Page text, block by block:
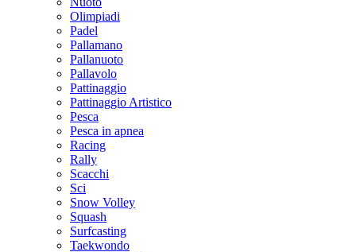
Olimpiadi
Padel
Pallamano
Pallanuoto
Pallavolo
Pattinaggio
Pattinaggio Artistico
Pesca
Pesca in apnea
Racing
Rally
Scacchi
Sci
Snow Volley
Squash
Surfcasting
Taekwondo